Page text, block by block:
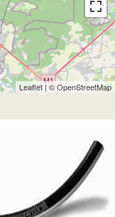
Leaflet| ©OpenStreetMap